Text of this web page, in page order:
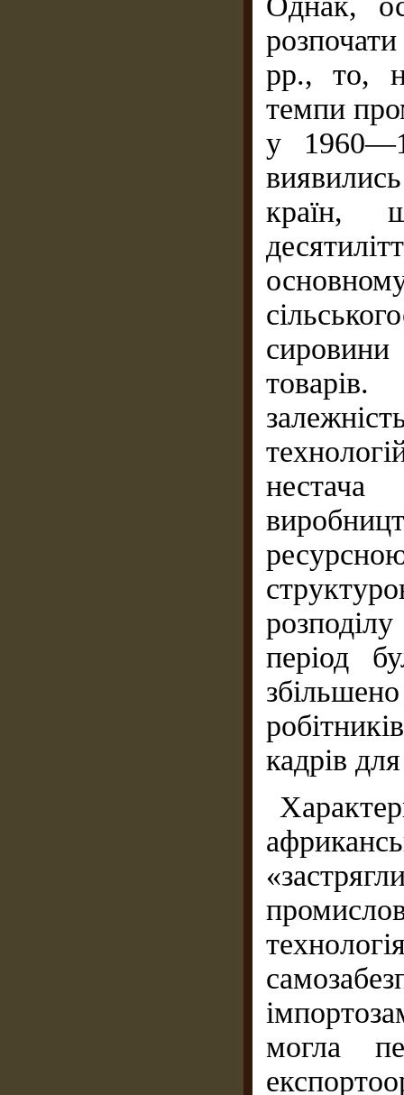
pp., то,
темпи
у
країн,
період
кадрів
могла